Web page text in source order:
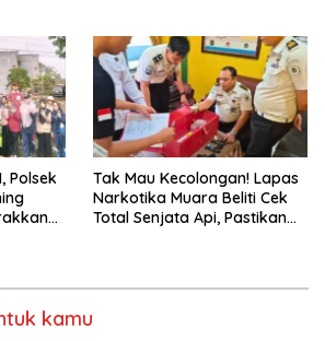
Polsek
Tak Mau Kecolongan! Lapas
Narkotika Muara Beliti Cek
Total Senjata Api, Pastikan
kamu